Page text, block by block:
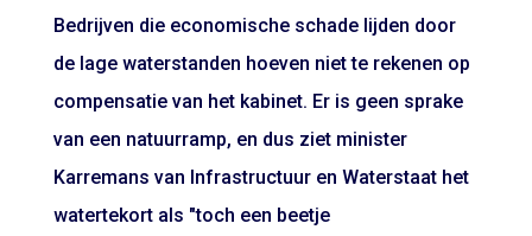
Bedrijven die economische schade lijden door
de lage waterstanden hoeven niet te rekenen op
compensatie van het kabinet. Er is geen sprake
van een natuurramp, en dus ziet minister
Karremans van Infrastructuur en Waterstaat het
watertekort als "toch een beetje